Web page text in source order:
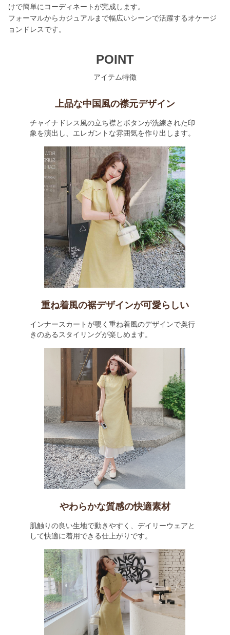
けで簡単にコーディネートが完成します。
フォーマルからカジュアルまで幅広いシーンで活躍するオケージ
ョンドレスです。
POINT
アイテム特徴
上品な中国風の襟元デザイン
チャイナドレス風の立ち襟とボタンが洗練された印
象を演出し、エレガントな雰囲気を作り出します。
重ね着風の裾デザインが可愛らしい
インナースカートが覗く重ね着風のデザインで奥行
きのあるスタイリングが楽しめます。
やわらかな質感の快適素材
肌触りの良い生地で動きやすく、デイリーウェアと
して快適に着用できる仕上がりです。